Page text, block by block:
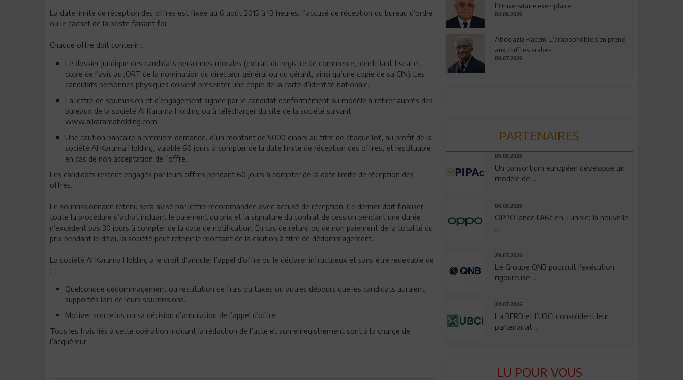
La date limite de réception des offres est fixée au 6 août 2015 à 13 heures, l’accusé de réception du bureau d’ordre
ou le cachet de la poste faisant foi.
Chaque offre doit contenir :
Le dossier juridique des candidats personnes morales (extrait du registre de commerce, identifiant fiscal et
copie de l’avis au JORT de la nomination du directeur général ou du gérant, ainsi qu’une copie de sa CIN). Les
candidats personnes physiques doivent présenter une copie de la carte d’identité nationale.
La lettre de soumission et d’engagement signée par le candidat conformément au modèle à retirer auprès des
bureaux de la société Al Karama Holding ou à télécharger du site de la société suivant :
www.alkaramaholding.com.
Une caution bancaire à première demande, d’un montant de 5000 dinars au titre de chaque lot, au profit de la
société Al Karama Holding, valable 60 jours à compter de la date limite de réception des offres, et restituable
en cas de non acceptation de l’offre.
Les candidats restent engagés par leurs offres pendant 60 jours à compter de la date limite de réception des
offres.
Le soumissionnaire retenu sera avisé par lettre recommandée avec accusé de réception. Ce dernier doit finaliser
toute la procédure d’achat incluant le paiement du prix et la signature du contrat de cession pendant une durée
n’excédent pas 30 jours à compter de la date de notification. En cas de retard ou de non paiement de la totalité du
prix pendant le délai, la société peut retenir le montant de la caution à titre de dédommagement.
La société Al Karama Holding a le droit d’annuler l’appel d’offre ou le déclarer infructueux et sans être redevable de
:
Quelconque dédommagement ou restitution de frais ou taxes ou autres débours que les candidats auraient
supportés lors de leurs soumissions.
Motiver son refus ou sa décision d’annulation de l’appel d’offre.
Tous les frais liés à cette opération incluant la rédaction de l’acte et son enregistrement sont à la charge de
l’acquéreur.
l’Universitaire exemplaire
04.08.2026
Abdelaziz Kacem: L’arabophobie s’en prend
aux chiffres arabes
09.07.2026
PARTENAIRES
06.08.2026
Un consortium européen développe un
modèle de ...
04.08.2026
OPPO lance l'A6c en Tunisie: la nouvelle
29.07.2026
Le Groupe QNB poursuit l’exécution
rigoureuse ...
24.07.2026
La BERD et l’UBCI consolident leur
partenariat ...
LU POUR VOUS